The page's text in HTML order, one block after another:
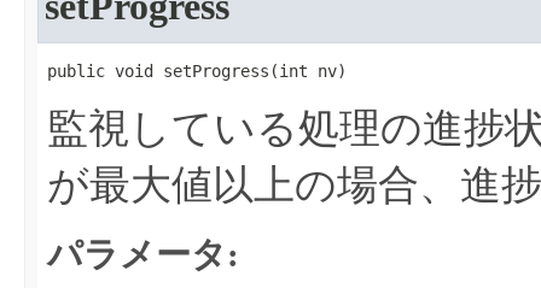
public void setProgress​(int nv)
監視している処理の進捗
が最大値以上の場合、進
パラメータ: